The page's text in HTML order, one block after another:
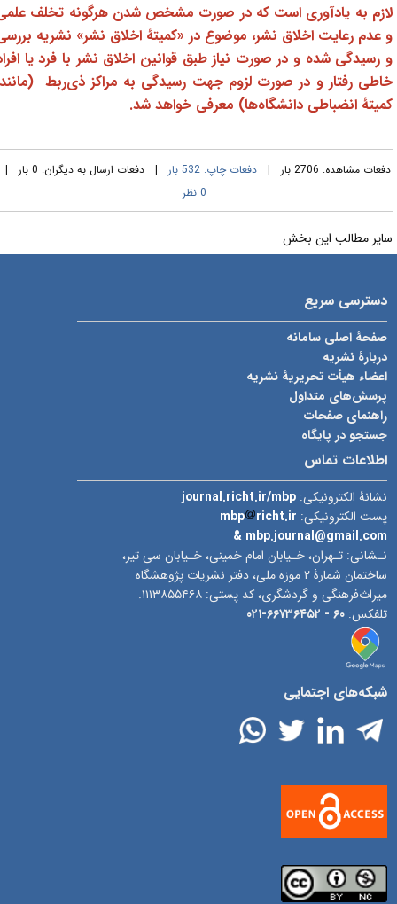
به یادآوری است که در صورت مشخص شدن هرگونه تخلف علمی
عدم رعایت اخلاق نشر، موضوع در «کمیتۀ اخلاق نشر» نشریه بررسی
رسیدگی شده و در صورت نیاز طبق قوانین اخلاق نشر با فرد یا افراد
رفتار و در صورت لزوم جهت رسیدگی به مراکز ذی‌ربط (مانند:
انضباطی دانشگاه‌ها) معرفی خواهد شد.
مشاهده: 2706 بار | دفعات چاپ: 532 بار
| دفعات ارسال به دیگران: 0 بار |
مطالب این بخش
دسترسی سریع
صفحۀ اصلی سامانه
دربارۀ نشریه
اعضاء هیأت تحریریۀ نشریه
پرسش‌های متداول
راهنمای صفحات
جستجو در پایگاه
اطلاعات تماس
نشانۀ الکترونیکی:journal.richt.ir/mbp
پست الکترونیکی:
mbp
richt.ir
& mbp.journal@gmail.com
نـشانی: تـهران، خـیابان امام خمینی، خـیابان سی تیر،
ساختمان شمارۀ ۲ موزه ملی، دفتر نشریات پژوهشگاه
میراث‌فرهنگی و گردشگری، کد پستی: ۱۱۱۳۸۵۵۴۶۸.
تلفکس:۶۰ - ۶۶۷۳۶۴۵۲-۰۲۱
شبکه‌های اجتمایی